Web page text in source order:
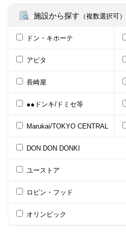
施設から探す （複数選択可）
ドン・キホーテ
アピタ
長崎屋
●●ドンキ/ドミセ等
Marukai/TOKYO CENTRAL
DON DON DONKI
ユーストア
ロビン・フッド
オリンピック